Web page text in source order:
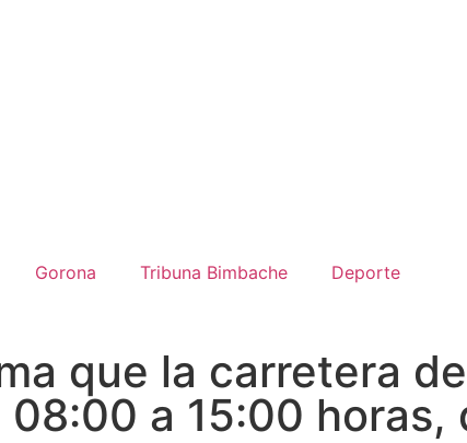
Gorona Tribuna Bimbache Deporte
que la carretera
a 15:00 horas,